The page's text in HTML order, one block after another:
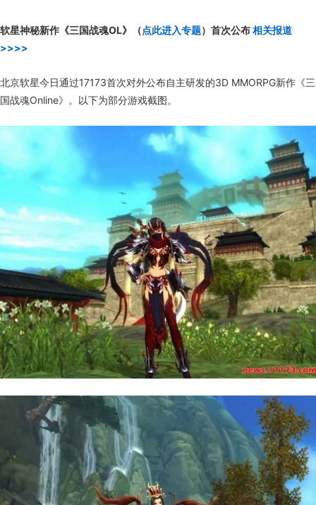
软星神秘新作《三国战魂OL》（点此进入专题）首次公布相关报道
>>>>
北京软星今日通过17173首次对外公布自主研发的3D MMORPG新作《三
国战魂Online》。以下为部分游戏截图。